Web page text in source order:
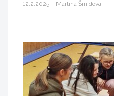
12.2.2025 – Martina Šmídová